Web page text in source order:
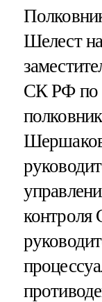
Шелест
СК РФ по